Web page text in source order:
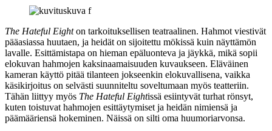
The Hateful Eighton tarkoituksellisen teatraalinen. Hahmot viestivät
pääasiassa huutaen, ja heidät on sijoitettu mökissä kuin näyttämön
lavalle. Esittämistapa on hieman epäluonteva ja jäykkä, mikä sopii
elokuvan hahmojen kaksinaamaisuuden kuvaukseen. Eläväinen
kameran käyttö pitää tilanteen jokseenkin elokuvallisena, vaikka
käsikirjoitus on selvästi suunniteltu soveltumaan myös teatteriin.
Tähän liittyy myös The Hateful Eightissä esiintyvät turhat rönsyt,
kuten toistuvat hahmojen esittäytymiset ja heidän nimiensä ja
päämääriensä hokeminen. Näissä on silti oma huumoriarvonsa.